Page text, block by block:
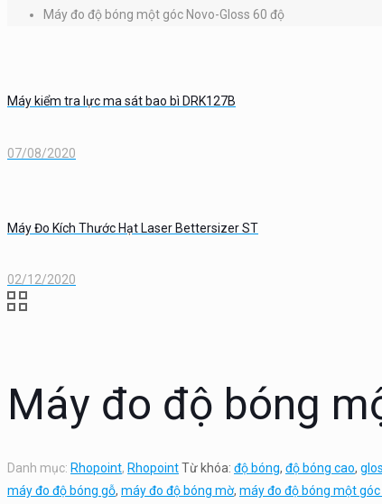
Máy đo độ bóng một góc Novo-Gloss 60 độ
Máy kiểm tra lực ma sát bao bì DRK127B
07/08/2020
Máy Đo Kích Thước Hạt Laser Bettersizer ST
02/12/2020
Máy đo độ bóng
Danh mục: Rhopoint, RhopointTừ khóa: độ bóng, độ bóng cao,
máy đo độ bóng gỗ, máy đo độ bóng mờ, máy đo độ bóng một